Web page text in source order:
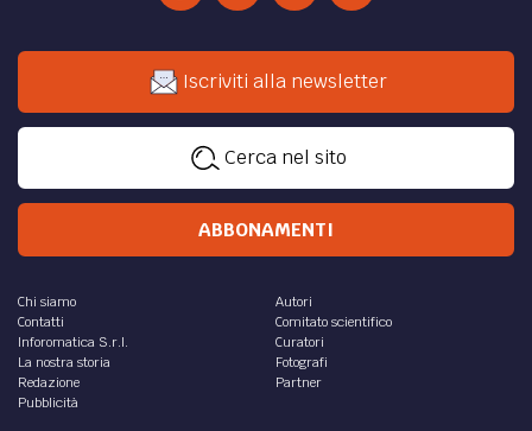
Iscriviti alla newsletter
Cerca nel sito
ABBONAMENTI
Chi siamo
Contatti
Inforomatica S.r.l.
La nostra storia
Redazione
Pubblicità
Autori
Comitato scientifico
Curatori
Fotografi
Partner